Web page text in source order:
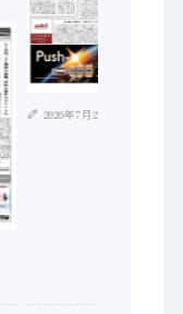
2026年7月21日